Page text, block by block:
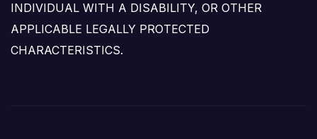
INDIVIDUAL WITH A DISABILITY, OR OTHER
APPLICABLE LEGALLY PROTECTED
CHARACTERISTICS.